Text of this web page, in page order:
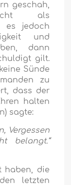
geschah,
als
es jedoch
und
dann
gilt.
Sünde
zu
dass der
halten
sagte:
Vergessen
belangt.“
haben, die
letzten